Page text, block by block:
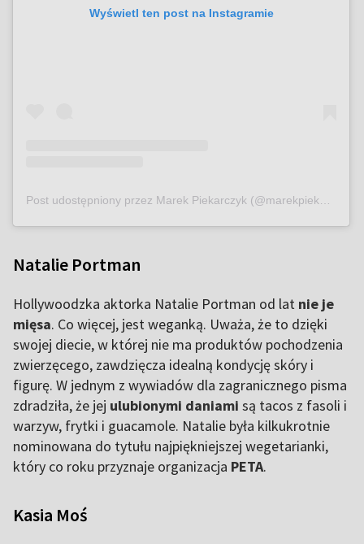
Wyświetl ten post na Instagramie
Natalie Portman
Hollywoodzka aktorka Natalie Portman od lat nie je
mięsa. Co więcej, jest weganką. Uważa, że to dzięki
swojej diecie, w której nie ma produktów pochodzenia
zwierzęcego, zawdzięcza idealną kondycję skóry i
figurę. W jednym z wywiadów dla zagranicznego pisma
zdradziła, że jej ulubionymi daniami są tacos z fasoli i
warzyw, frytki i guacamole. Natalie była kilkukrotnie
nominowana do tytułu najpiękniejszej wegetarianki,
który co roku przyznaje organizacja PETA.
Kasia Moś